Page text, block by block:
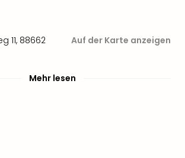
11, 88662
Auf der Karte anzeigen
Mehr lesen